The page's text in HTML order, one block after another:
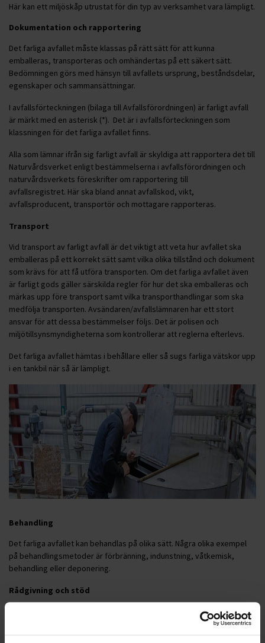
Här kan ett miljöskåp utrustat för din typ av verksamhet vara lämpligt.
Dokumentation och rapportering
Det farliga avfallet måste klassas på rätt sätt för att kunna
emballeras, transporteras och omhändertas på ett säkert sätt.
Bedömningen görs med hänsyn till avfallets ursprung, beståndsdelar,
egenskaper och sammansättningar.
I avfallsförteckningen (bilaga till Avfallsförordningen) är farligt avfall
är märkt med en asterisk (*). Det är i avfallsförteckningen som
klassningen för det farliga avfallet finns.
Alla som lämnar ifrån sig farligt avfall är skyldiga att rapportera det till
Naturvårdsverket enligt bestämmelserna i avfallsförordningen och
naturvårdsverkets föreskrifter om rapportering till
avfallsregistret. Här ska bland annat avfallskod, vikt,
avfallsproducent, transportör och mottagare rapporteras.
Transport
Vid transport av farligt avfall är det viktigt att veta hur avfallet ska
emballeras på ett korrekt sätt samt vilka olika tillstånd och dokument
som krävs för att få utföra transporten. Om det farliga avfallet även
är farligt gods gäller särskilda regler för hur det ska emballeras och
märkas upp före transport samt vilka transporthandlingar som ska
medfölja transporten. Avsändaren/avfallslämnaren har ett stort
ansvar för att dessa bestämmelser följs. Det är polisen och
miljötillsynsmyndigheterna som kontrollerar att reglerna efterlevs.
Det farliga avfallet hämtas i behållare eller så sugs farliga vätskor upp
i en tankbil när så är lämpligt.
Behandling
Det farliga avfallet kan behandlas på olika sätt. Några olika exempel
på behandlingsmetoder är förbränning, indunstning, våtkemisk,
behandling eller deponering.
Rådgivning och stöd
Det kan kännas mycket att hålla koll på gällande lagar, regler och
föreskrifter och samtidigt styra den dagliga verksamheten. Ohlssons
är behjälpliga medrådgivning,förvaring,transportoch behandling.